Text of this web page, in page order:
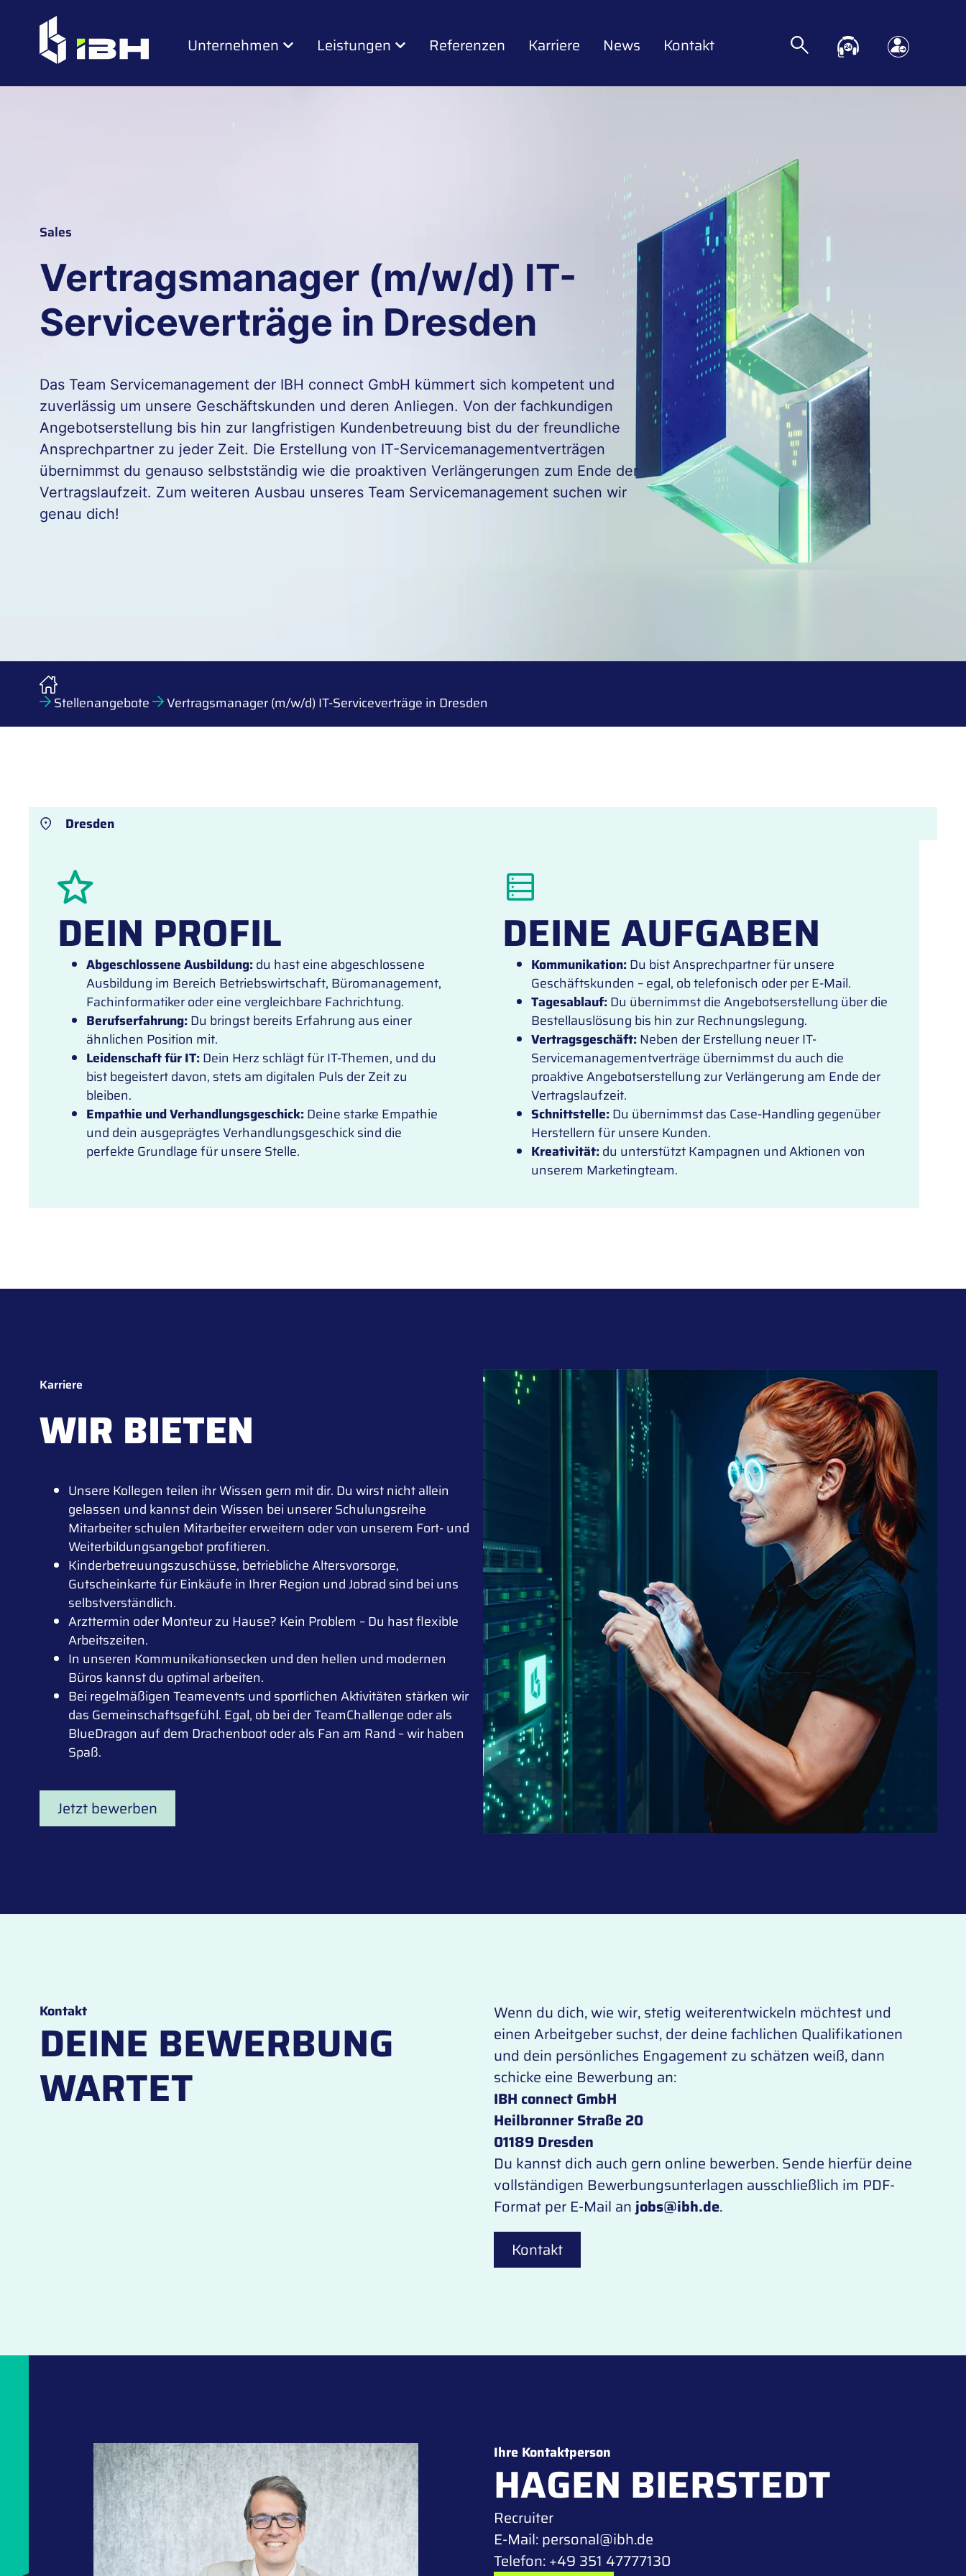
Unternehmen Leistungen Referenzen Karriere News Kontakt
Sales
Vertragsmanager (m/w/d) IT-
Serviceverträge in Dresden
Das Team Servicemanagement der IBH connect GmbH kümmert sich kompetent und
zuverlässig um unsere Geschäftskunden und deren Anliegen. Von der fachkundigen
Angebotserstellung bis hin zur langfristigen Kundenbetreuung bist du der freundliche
Ansprechpartner zu jeder Zeit. Die Erstellung von IT-Servicemanagementverträgen
übernimmst du genauso selbstständig wie die proaktiven Verlängerungen zum Ende der
Vertragslaufzeit. Zum weiteren Ausbau unseres Team Servicemanagement suchen wir
genau dich!
Stellenangebote Vertragsmanager (m/w/d) IT-Serviceverträge in Dresden
Dresden
DEIN PROFIL
Abgeschlossene Ausbildung:du hast eine abgeschlossene
Ausbildung im Bereich Betriebswirtschaft, Büromanagement,
Fachinformatiker oder eine vergleichbare Fachrichtung.
Berufserfahrung:Du bringst bereits Erfahrung aus einer
ähnlichen Position mit.
Leidenschaft für IT:Dein Herz schlägt für IT-Themen, und du
bist begeistert davon, stets am digitalen Puls der Zeit zu
bleiben.
Empathie und Verhandlungsgeschick:Deine starke Empathie
und dein ausgeprägtes Verhandlungsgeschick sind die
perfekte Grundlage für unsere Stelle.
DEINE AUFGABEN
Kommunikation:Du bist Ansprechpartner für unsere
Geschäftskunden – egal, ob telefonisch oder per E-Mail.
Tagesablauf:Du übernimmst die Angebotserstellung über die
Bestellauslösung bis hin zur Rechnungslegung.
Vertragsgeschäft:Neben der Erstellung neuer IT-
Servicemanagementverträge übernimmst du auch die
proaktive Angebotserstellung zur Verlängerung am Ende der
Vertragslaufzeit.
Schnittstelle:Du übernimmst das Case-Handling gegenüber
Herstellern für unsere Kunden.
Kreativität:du unterstützt Kampagnen und Aktionen von
unserem Marketingteam.
Karriere
WIR BIETEN
Unsere Kollegen teilen ihr Wissen gern mit dir. Du wirst nicht allein
gelassen und kannst dein Wissen bei unserer Schulungsreihe
Mitarbeiter schulen Mitarbeiter erweitern oder von unserem Fort- und
Weiterbildungsangebot profitieren.
Kinderbetreuungszuschüsse, betriebliche Altersvorsorge,
Gutscheinkarte für Einkäufe in Ihrer Region und Jobrad sind bei uns
selbstverständlich.
Arzttermin oder Monteur zu Hause? Kein Problem – Du hast flexible
Arbeitszeiten.
In unseren Kommunikationsecken und den hellen und modernen
Büros kannst du optimal arbeiten.
Bei regelmäßigen Teamevents und sportlichen Aktivitäten stärken wir
das Gemeinschaftsgefühl. Egal, ob bei der TeamChallenge oder als
BlueDragon auf dem Drachenboot oder als Fan am Rand – wir haben
Spaß.
Jetzt bewerben
Kontakt
DEINE BEWERBUNG
WARTET
Wenn du dich, wie wir, stetig weiterentwickeln möchtest und
einen Arbeitgeber suchst, der deine fachlichen Qualifikationen
und dein persönliches Engagement zu schätzen weiß, dann
schicke eine Bewerbung an:
IBH connect GmbH
Heilbronner Straße 20
01189 Dresden
Du kannst dich auch gern online bewerben. Sende hierfür deine
vollständigen Bewerbungsunterlagen ausschließlich im PDF-
Format per E-Mail anjobs@ibh.de.
Kontakt
Ihre Kontaktperson
HAGEN BIERSTEDT
Recruiter
E-Mail:personal@ibh.de
Telefon:+49 351 47777130